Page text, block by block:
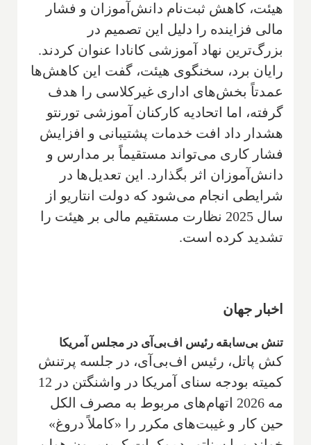
هیئت، کاهش ثبت‌نام دانش‌آموزان و فشار
مالی فزاینده را دلیل این تصمیم در
بزرگ‌ترین نهاد آموزشی کانادا عنوان کردند.
رایان برد، سخنگوی هیئت، گفت این کاهش‌ها
عمدتاً بخش‌های اداری غیرکلاسی را هدف
گرفته، اما اتحادیه کارکنان آموزشی تورنتو
هشدار داد افت خدمات پشتیبانی و افزایش
فشار کاری می‌تواند مستقیماً بر مدارس و
دانش‌آموزان اثر بگذارد. این تعدیل‌ها در
شرایطی انجام می‌شود که دولت انتاریو از
سال 2025 نظارت مستقیم مالی بر هیئت را
تشدید کرده است.
اخبار جهان
تنش بی‌سابقه رئیس اف‌بی‌آی در مجلس آمریکا
کش پاتل، رئیس اف‌بی‌آی، در جلسه پرتنش
کمیته بودجه سنای آمریکا در واشنگتن در 12
مه 2026 اتهام‌های مربوط به مصرف الکل
حین کار و غیبت‌های مکرر را «کاملاً دروغ»